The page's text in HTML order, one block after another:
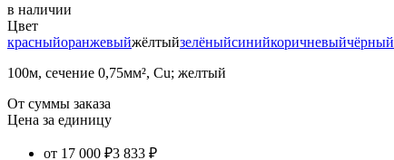
в наличии
Цвет
красныйоранжевыйжёлтыйзелёныйсинийкоричневыйчёрный
100м, сечение 0,75мм², Cu; желтый
От суммы заказа
Цена за единицу
от 17 000 ₽3 833 ₽